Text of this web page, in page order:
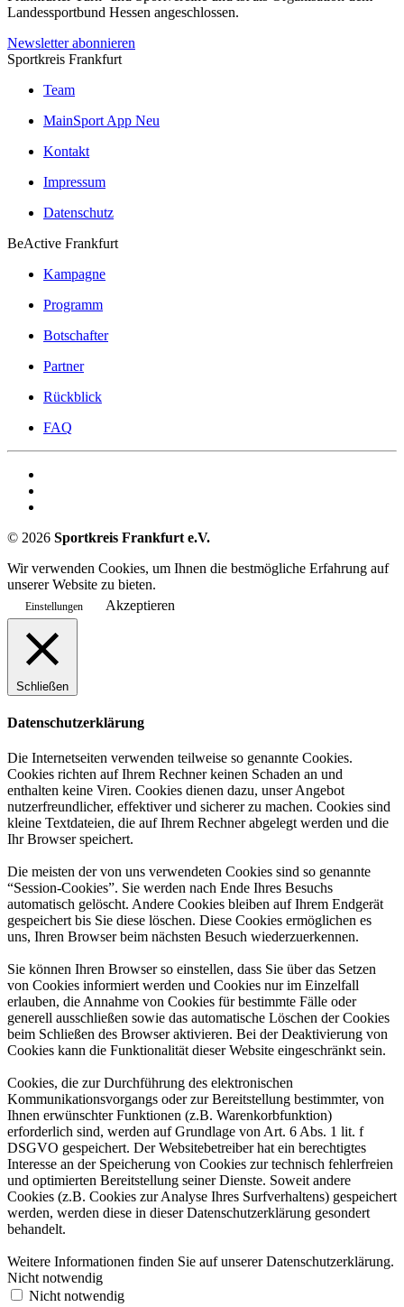
Landessportbund Hessen angeschlossen.
Newsletter abonnieren
Sportkreis Frankfurt
Team
MainSport App Neu
Kontakt
Impressum
Datenschutz
BeActive Frankfurt
Kampagne
Programm
Botschafter
Partner
Rückblick
FAQ
© 2026 Sportkreis Frankfurt e.V.
Wir verwenden Cookies, um Ihnen die bestmögliche Erfahrung auf
unserer Website zu bieten.
Einstellungen Akzeptieren
Schließen
Datenschutzerklärung
Die Internetseiten verwenden teilweise so genannte Cookies.
Cookies richten auf Ihrem Rechner keinen Schaden an und
enthalten keine Viren. Cookies dienen dazu, unser Angebot
nutzerfreundlicher, effektiver und sicherer zu machen. Cookies sind
kleine Textdateien, die auf Ihrem Rechner abgelegt werden und die
Ihr Browser speichert.
Die meisten der von uns verwendeten Cookies sind so genannte
“Session-Cookies”. Sie werden nach Ende Ihres Besuchs
automatisch gelöscht. Andere Cookies bleiben auf Ihrem Endgerät
gespeichert bis Sie diese löschen. Diese Cookies ermöglichen es
uns, Ihren Browser beim nächsten Besuch wiederzuerkennen.
Sie können Ihren Browser so einstellen, dass Sie über das Setzen
von Cookies informiert werden und Cookies nur im Einzelfall
erlauben, die Annahme von Cookies für bestimmte Fälle oder
generell ausschließen sowie das automatische Löschen der Cookies
beim Schließen des Browser aktivieren. Bei der Deaktivierung von
Cookies kann die Funktionalität dieser Website eingeschränkt sein.
Cookies, die zur Durchführung des elektronischen
Kommunikationsvorgangs oder zur Bereitstellung bestimmter, von
Ihnen erwünschter Funktionen (z.B. Warenkorbfunktion)
erforderlich sind, werden auf Grundlage von Art. 6 Abs. 1 lit. f
DSGVO gespeichert. Der Websitebetreiber hat ein berechtigtes
Interesse an der Speicherung von Cookies zur technisch fehlerfreien
und optimierten Bereitstellung seiner Dienste. Soweit andere
Cookies (z.B. Cookies zur Analyse Ihres Surfverhaltens) gespeichert
werden, werden diese in dieser Datenschutzerklärung gesondert
behandelt.
Weitere Informationen finden Sie auf unserer Datenschutzerklärung.
Nicht notwendig
Nicht notwendig